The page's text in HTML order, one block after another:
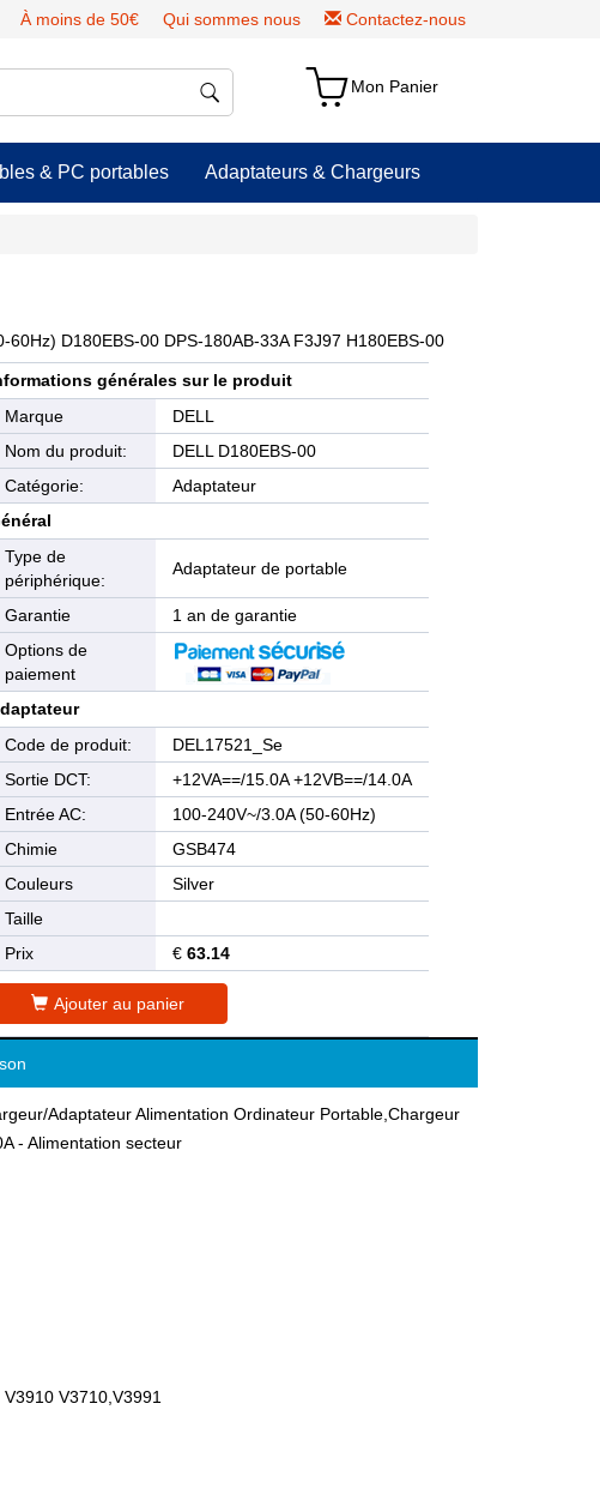
À moins de 50€ Qui sommes nous Contactez-nous
Mon Panier
& PC portables Adaptateurs & Chargeurs
D180EBS-00 DPS-180AB-33A F3J97 H180EBS-00
générales sur le produit
Marque
DELL
Nom du produit:
DELL D180EBS-00
Catégorie:
Adaptateur
Type de
périphérique:
Adaptateur de portable
Garantie
1 an de garantie
Options de
paiement
Code de produit:
DEL17521_Se
Sortie DCT:
+12VA==/15.0A +12VB==/14.0A
Entrée AC:
100-240V~/3.0A (50-60Hz)
Chimie
GSB474
Couleurs
Silver
Taille
Prix
€63.14
Ajouter au panier
Adaptateur Alimentation Ordinateur Portable,Chargeur
- Alimentation secteur
V3710,V3991